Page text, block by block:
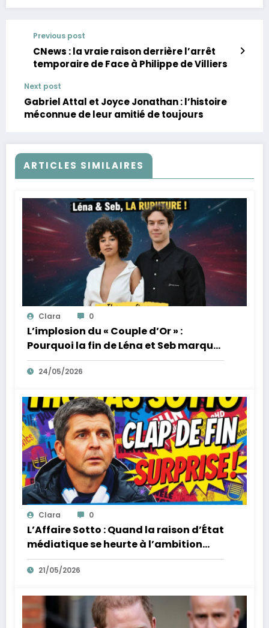
Previous post
CNews : la vraie raison derrière l’arrêt
temporaire de Face à Philippe de Villiers
Next post
Gabriel Attal et Joyce Jonathan : l’histoire
méconnue de leur amitié de toujours
ARTICLES SIMILAIRES
Clara 0
L’implosion du « Couple d’Or » :
Pourquoi la fin de Léna et Seb marque
la fin de l’innocence sur YouTube
24/05/2026
Clara 0
L’Affaire Sotto : Quand la raison d’État
médiatique se heurte à l’ambition
d’un homme
21/05/2026